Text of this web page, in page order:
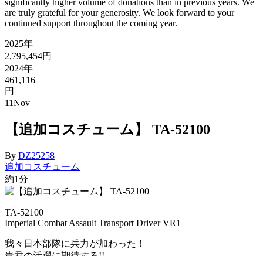
significantly higher volume of donations than in previous years. We
are truly grateful for your generosity. We look forward to your
continued support throughout the coming year.
2025年
2,795,454円
2024年
461,116
円
11Nov
【追加コスチューム】 TA-52100
By DZ25258
追加コスチューム
約1分
TA-52100
Imperial Combat Assault Transport Driver VR1
我々日本部隊に兵力が加わった！